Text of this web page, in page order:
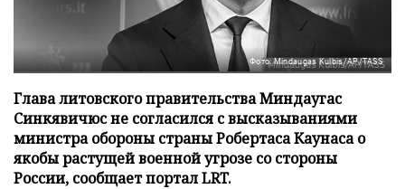
Фото: Mindaugas Kulbis/AP/TASS
Глава литовского правительства Миндаугас
Синкявичюс не согласился с высказываниями
министра обороны страны Робертаса Каунаса о
якобы растущей военной угрозе со стороны
России, сообщает портал LRT.